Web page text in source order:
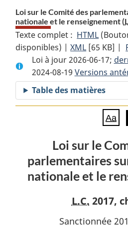
Loi sur le Comité des
nationale et le renseignement (
Texte complet : HTML Texte
:
Loi
sur
le
Comité
des
sur
la
et
disponibles) |XML Texte
complet
:
Loi
sur
le
Comité
sur
la
sécurité
nationale
et
le
[65 KB] |
Loi à jour 2026-06-17;
2024-08-19 Versions
Table des matières
Aa
Loi sur le
parlementaires
nationale et le
L.C. 2017,
Sanctionnée